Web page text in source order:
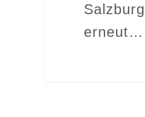
erneut…